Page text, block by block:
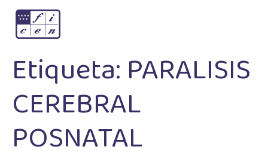
Etiqueta: PARALISIS
CEREBRAL
POSNATAL